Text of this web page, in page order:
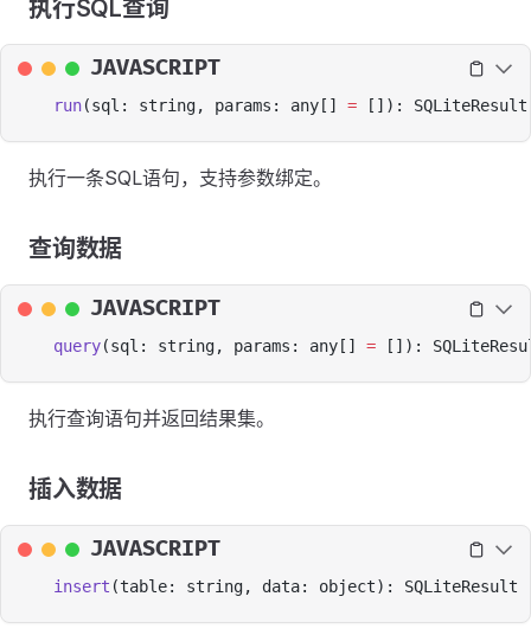
执行SQL查询
JAVASCRIPT
run(sql: string, params: any[] = []): SQLiteResult
执行一条SQL语句，支持参数绑定。
查询数据
JAVASCRIPT
query(sql: string, params: any[] = []):
执行查询语句并返回结果集。
插入数据
JAVASCRIPT
insert (table: string, data: object): SQLiteResult